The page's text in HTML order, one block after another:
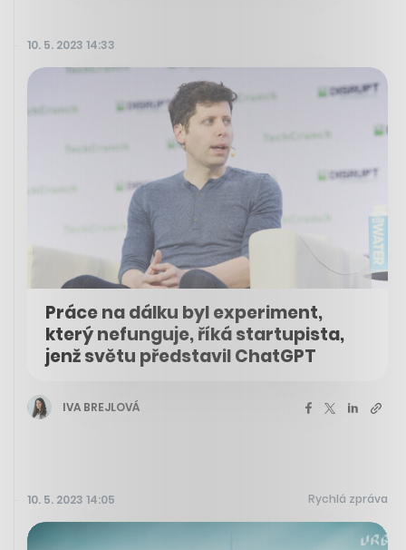
10. 5. 2023 14:33
Práce na dálku byl experiment,
který nefunguje, říká startupista,
jenž světu představil ChatGPT
IVA BREJLOVÁ
10. 5. 2023 14:05 Rychlá zpráva